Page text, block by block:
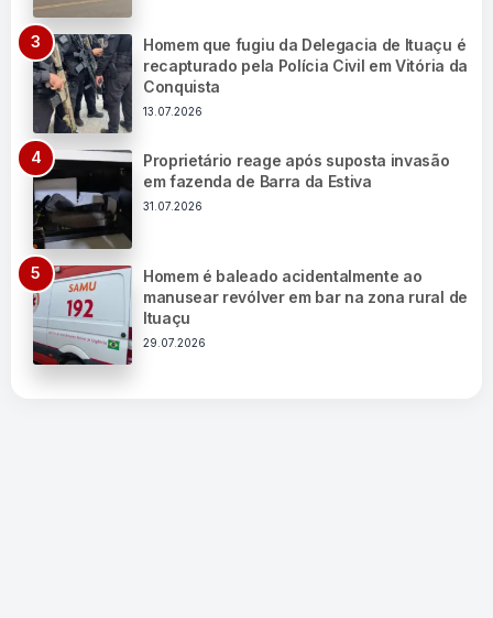
Homem que fugiu da Delegacia de Ituaçu é
recapturado pela Polícia Civil em Vitória da
Conquista
13.07.2026
Proprietário reage após suposta invasão
em fazenda de Barra da Estiva
31.07.2026
Homem é baleado acidentalmente ao
manusear revólver em bar na zona rural de
Ituaçu
29.07.2026